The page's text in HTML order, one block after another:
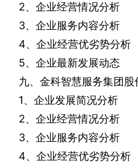
2、企业经营情况分析
3、企业服务内容分析
4、企业经营优劣势分析
5、企业最新发展动态
九、金科智慧服务集团股
1、企业发展简况分析
2、企业经营情况分析
3、企业服务内容分析
4、企业经营优劣势分析